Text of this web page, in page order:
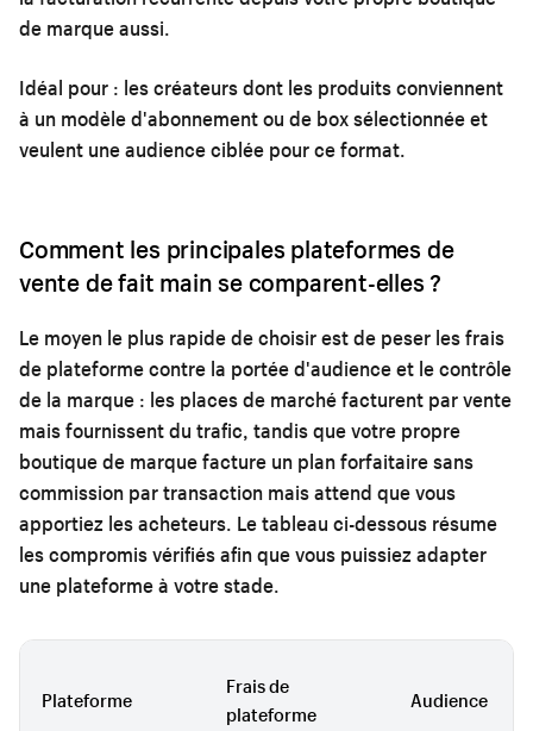
de marque aussi.
Idéal pour : les créateurs dont les produits conviennent
à un modèle d'abonnement ou de box sélectionnée et
veulent une audience ciblée pour ce format.
Comment les principales plateformes de
vente de fait main se comparent-elles ?
Le moyen le plus rapide de choisir est de peser les frais
de plateforme contre la portée d'audience et le contrôle
de la marque : les places de marché facturent par vente
mais fournissent du trafic, tandis que votre propre
boutique de marque facture un plan forfaitaire sans
commission par transaction mais attend que vous
apportiez les acheteurs. Le tableau ci-dessous résume
les compromis vérifiés afin que vous puissiez adapter
une plateforme à votre stade.
Plateforme
Frais de
plateforme
Audience